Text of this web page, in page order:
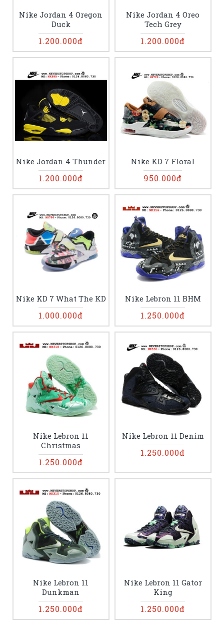
Nike Jordan 4 Oregon
Duck
1.200.000đ
Nike Jordan 4 Oreo
Tech Grey
1.200.000đ
Nike Jordan 4 Thunder
1.200.000đ
Nike KD 7 Floral
950.000đ
Nike KD 7 What The KD
1.000.000đ
Nike Lebron 11 BHM
1.250.000đ
Nike Lebron 11
Christmas
1.250.000đ
Nike Lebron 11 Denim
1.250.000đ
Nike Lebron 11
Dunkman
1.250.000đ
Nike Lebron 11 Gator
King
1.250.000đ